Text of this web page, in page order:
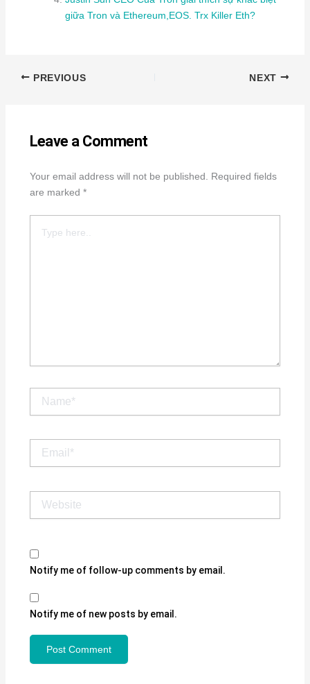
giữa Tron và Ethereum,EOS. Trx Killer Eth?
PREVIOUS NEXT
Leave a Comment
Your email address will not be published.
Required fields
are marked *
here..
Notify me of follow-up comments by email.
Notify me of new posts by email.